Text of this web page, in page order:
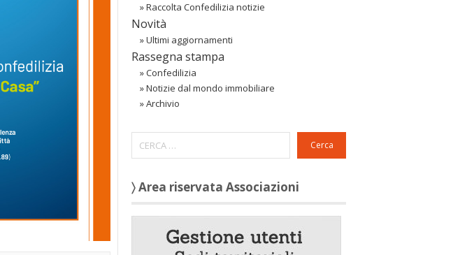
»Raccolta Confedilizia notizie
Novità
»Ultimi aggiornamenti
Rassegna stampa
»Confedilizia
»Notizie dal mondo immobiliare
»Archivio
Cerca
〉 Area riservata Associazioni